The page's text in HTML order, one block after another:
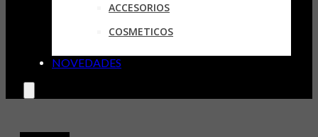
ACCESORIOS
COSMETICOS
NOVEDADES